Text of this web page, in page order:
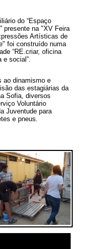
do “Espaço
presente na "XV Feira
Artísticas de
foi construído numa
“RE.criar, oficina
e social”.
ao dinamismo e
das estagiárias da
Sofia, diversos
Voluntário
Juventude para
e pneus.